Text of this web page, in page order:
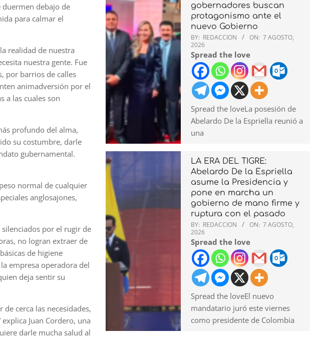
duermen debajo de
para calmar el
realidad de nuestra
nuestra gente. Fue
por barrios de calles
animadversión por el
a las cuales son
profundo del alma,
su costumbre, darle
gubernamental.
normal de cualquier
anglosajones,
por el rugir de
no logran extraer de
de higiene
empresa operadora del
deja sentir su
cerca las necesidades,
Juan Cordero, una
darle mucha salud al
gobernadores buscan
protagonismo ante el
nuevo Gobierno
BY: REDACCION ON: 7 AGOSTO,
2026
Spread the love
Spread the loveLa posesión de
Abelardo De la Espriella reunió a
una
LA ERA DEL TIGRE:
Abelardo De la Espriella
asume la Presidencia y
pone en marcha un
gobierno de mano firme y
ruptura con el pasado
BY: REDACCION ON: 7 AGOSTO,
2026
Spread the love
Spread the loveEl nuevo
mandatario juró este viernes
como presidente de Colombia